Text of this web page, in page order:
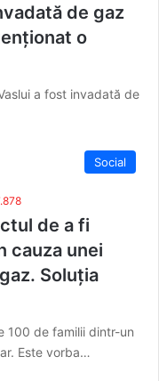
de gaz
o
a fost invadată de
Social
de a fi
cauza unei
Soluția
100 de familii dintr-un
Este vorba…